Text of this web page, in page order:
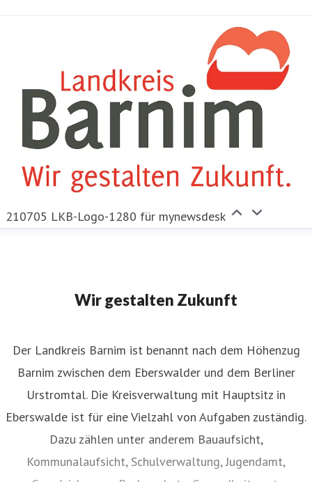
210705 LKB-Logo-1280 für mynewsdesk
Wir gestalten Zukunft
Der Landkreis Barnim ist benannt nach dem Höhenzug
Barnim zwischen dem Eberswalder und dem Berliner
Urstromtal. Die Kreisverwaltung mit Hauptsitz in
Eberswalde ist für eine Vielzahl von Aufgaben zuständig.
Dazu zählen unter anderem Bauaufsicht,
Kommunalaufsicht, Schulverwaltung, Jugendamt,